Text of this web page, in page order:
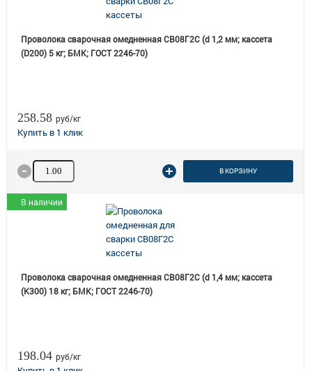
Проволока сварочная омедненная СВ08Г2С (d 1,2 мм; кассета
(D200) 5 кг; БМК; ГОСТ 2246-70)
258.58 руб/кг
Количество товара В КОРЗИНУ
В наличии
Проволока сварочная омедненная СВ08Г2С (d 1,4 мм; кассета
(К300) 18 кг; БМК; ГОСТ 2246-70)
198.04 руб/кг